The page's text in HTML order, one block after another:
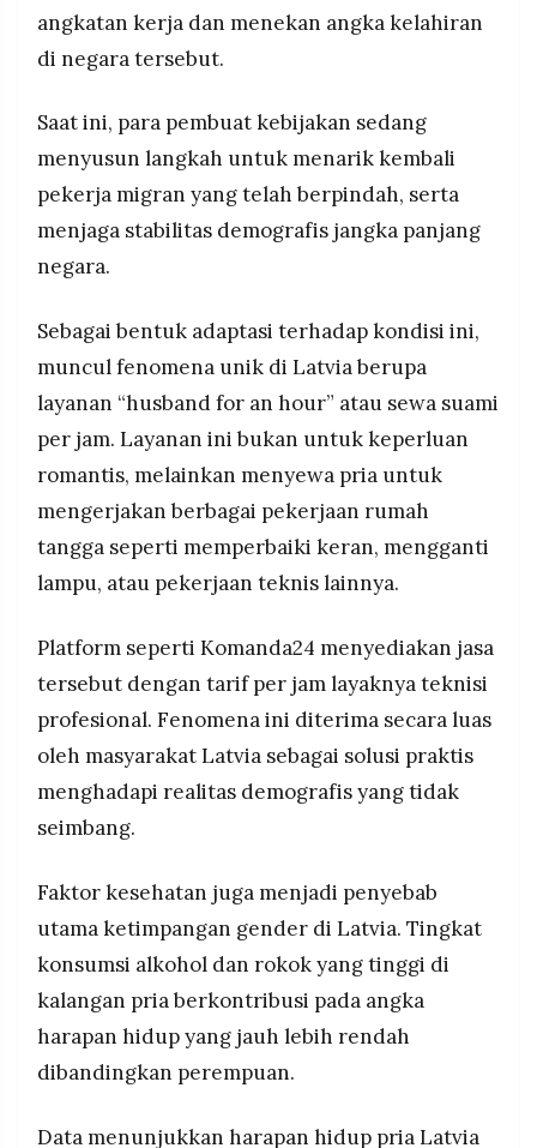
angkatan kerja dan menekan angka kelahiran
di negara tersebut.
Saat ini, para pembuat kebijakan sedang
menyusun langkah untuk menarik kembali
pekerja migran yang telah berpindah, serta
menjaga stabilitas demografis jangka panjang
negara.
Sebagai bentuk adaptasi terhadap kondisi ini,
muncul fenomena unik di Latvia berupa
layanan “husband for an hour” atau sewa suami
per jam. Layanan ini bukan untuk keperluan
romantis, melainkan menyewa pria untuk
mengerjakan berbagai pekerjaan rumah
tangga seperti memperbaiki keran, mengganti
lampu, atau pekerjaan teknis lainnya.
Platform seperti Komanda24 menyediakan jasa
tersebut dengan tarif per jam layaknya teknisi
profesional. Fenomena ini diterima secara luas
oleh masyarakat Latvia sebagai solusi praktis
menghadapi realitas demografis yang tidak
seimbang.
Faktor kesehatan juga menjadi penyebab
utama ketimpangan gender di Latvia. Tingkat
konsumsi alkohol dan rokok yang tinggi di
kalangan pria berkontribusi pada angka
harapan hidup yang jauh lebih rendah
dibandingkan perempuan.
Data menunjukkan harapan hidup pria Latvia